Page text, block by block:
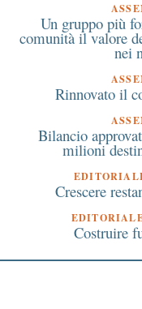
Un gruppo più
comunità il valore
nei
Rinnovato il
Bilancio
milioni
Crescere
Costruire